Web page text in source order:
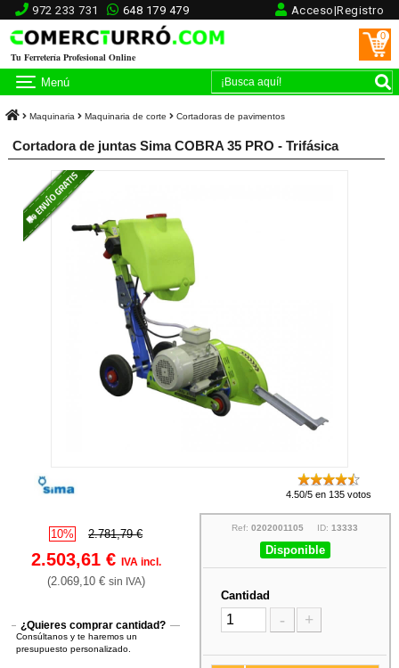
972 233 731 648 179 479 Acceso|Registro
Tu Ferretería Profesional Online
0
Menú
Maquinaria Maquinaria de corte Cortadoras de pavimentos
Cortadora de juntas Sima COBRA 35 PRO - Trifásica
4.50/5 en 135 votos
10% 2.781,79 €
2.503,61 € IVA incl.
(2.069,10 € sin IVA)
¿Quieres comprar cantidad?
Consúltanos y te haremos un
presupuesto personalizado.
Ref:0202001105 ID:13333
Disponible
Cantidad
- +